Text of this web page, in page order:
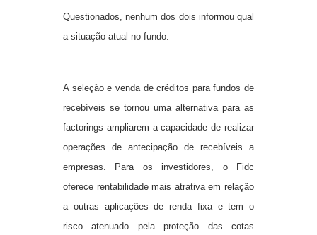
Questionados, nenhum dos dois informou qual
a situação atual no fundo.
A seleção e venda de créditos para fundos de
recebíveis se tornou uma alternativa para as
factorings ampliarem a capacidade de realizar
operações de antecipação de recebíveis a
empresas. Para os investidores, o Fidc
oferece rentabilidade mais atrativa em relação
a outras aplicações de renda fixa e tem o
risco atenuado pela proteção das cotas